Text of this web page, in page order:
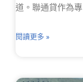
道。聯通貸作為專
閱讀更多 »